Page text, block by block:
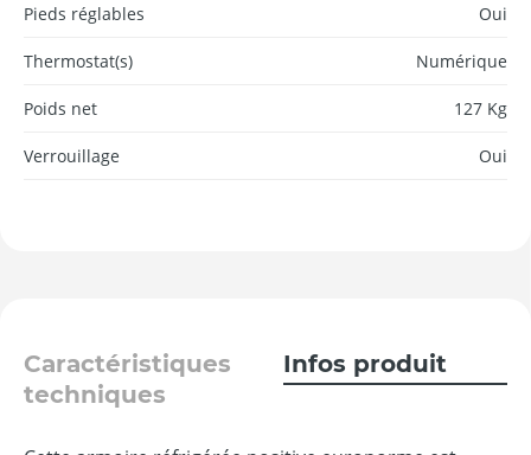
Pieds réglables Oui
Thermostat(s) Numérique
Poids net 127 Kg
Verrouillage Oui
Caractéristiques
techniques
Infos produit